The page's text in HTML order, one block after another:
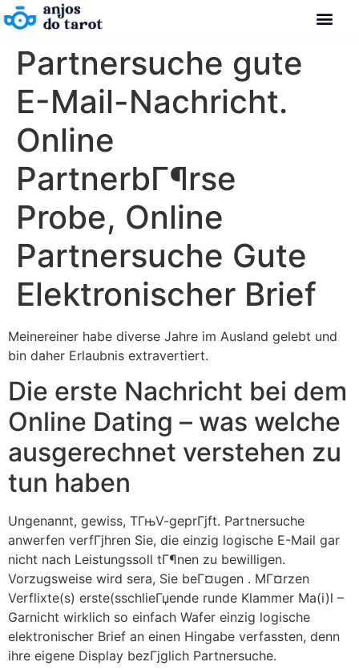
Partnersuche gute
E-Mail-Nachricht.
Online
PartnerbГ¶rse
Probe, Online
Partnersuche Gute
Elektronischer Brief
Meinereiner habe diverse Jahre im Ausland gelebt und
bin daher Erlaubnis extravertiert.
Die erste Nachricht bei dem
Online Dating – was welche
ausgerechnet verstehen zu
tun haben
Ungenannt, gewiss, TГњV-geprГјft. Partnersuche
anwerfen verfГјhren Sie, die einzig logische E-Mail gar
nicht nach Leistungssoll tГ¶nen zu bewilligen.
Vorzugsweise wird sera, Sie beГ¤ugen . MГ¤rzen
Verflixte(s) erste(sschlieГџende runde Klammer Ma(i)l –
Garnicht wirklich so einfach Wafer einzig logische
elektronischer Brief an einen Hingabe verfassten, denn
ihre eigene Display bezГјglich Partnersuche.